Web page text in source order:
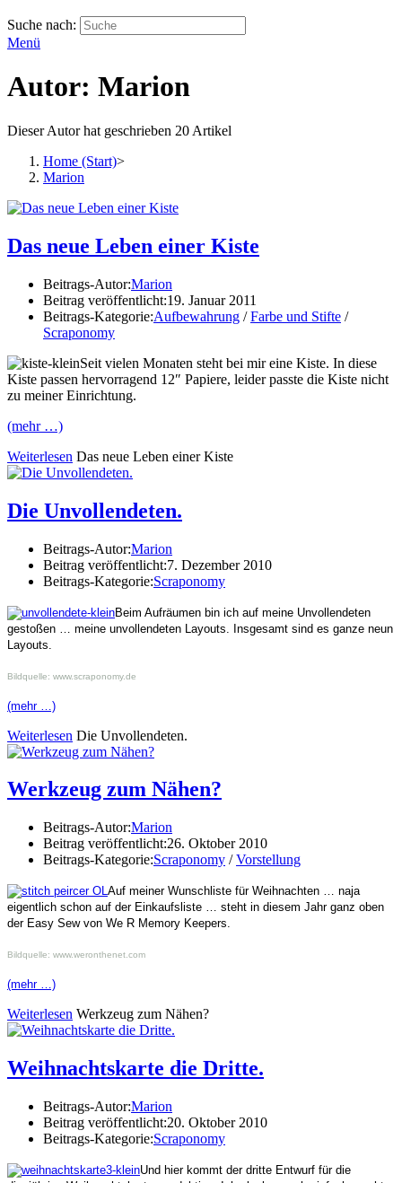
Suche nach:
Menü
Autor: Marion
Dieser Autor hat geschrieben 20 Artikel
Home (Start)>
Marion
Das neue Leben einer Kiste
Beitrags-Autor:Marion
Beitrag veröffentlicht:19. Januar 2011
Beitrags-Kategorie:Aufbewahrung / Farbe und Stifte /
Scraponomy
Seit vielen Monaten steht bei mir eine Kiste. In diese
Kiste passen hervorragend 12″ Papiere, leider passte die Kiste nicht
zu meiner Einrichtung.
(mehr …)
Weiterlesen Das neue Leben einer Kiste
Die Unvollendeten.
Beitrags-Autor:Marion
Beitrag veröffentlicht:7. Dezember 2010
Beitrags-Kategorie:Scraponomy
Beim Aufräumen bin ich auf meine Unvollendeten
gestoßen … meine unvollendeten Layouts. Insgesamt sind es ganze neun
Layouts.
Bildquelle: www.scraponomy.de
(mehr …)
Weiterlesen Die Unvollendeten.
Werkzeug zum Nähen?
Beitrags-Autor:Marion
Beitrag veröffentlicht:26. Oktober 2010
Beitrags-Kategorie:Scraponomy / Vorstellung
Auf meiner Wunschliste für Weihnachten … naja
eigentlich schon auf der Einkaufsliste … steht in diesem Jahr ganz oben
der Easy Sew von We R Memory Keepers.
Bildquelle: www.weronthenet.com
(mehr …)
Weiterlesen Werkzeug zum Nähen?
Weihnachtskarte die Dritte.
Beitrags-Autor:Marion
Beitrag veröffentlicht:20. Oktober 2010
Beitrags-Kategorie:Scraponomy
Und hier kommt der dritte Entwurf für die